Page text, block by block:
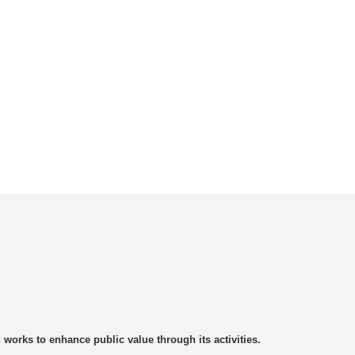
to enhance public value through its activities.